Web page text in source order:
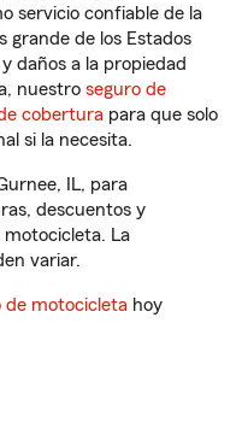
servicio confiable de la
grande de los Estados
daños a la propiedad
nuestro seguro de
cobertura para que solo
si la necesita.
IL, para
descuentos y
motocicleta. La
variar.
de motocicleta hoy